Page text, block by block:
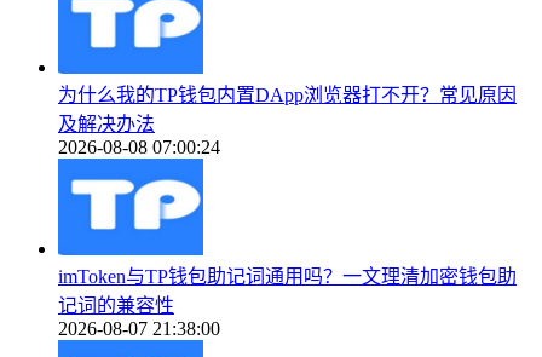
为什么我的TP钱包内置DApp浏览器打不开？常见原因
及解决办法
2026-08-08 07:00:24
imToken与TP钱包助记词通用吗？一文理清加密钱包助
记词的兼容性
2026-08-07 21:38:00